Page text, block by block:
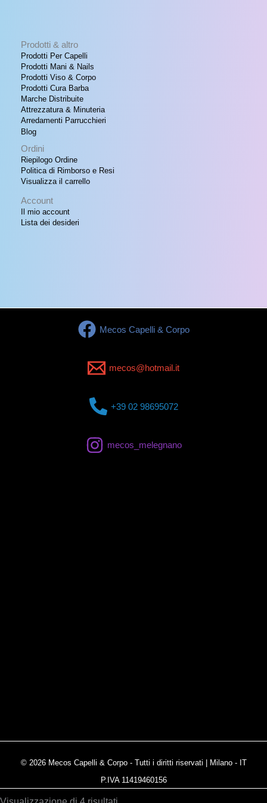
Prodotti & altro
Prodotti Per Capelli
Prodotti Mani & Nails
Prodotti Viso & Corpo
Prodotti Cura Barba
Marche Distribuite
Attrezzatura & Minuteria
Arredamenti Parrucchieri
Blog
Ordini
Riepilogo Ordine
Politica di Rimborso e Resi
Visualizza il carrello
Account
Il mio account
Lista dei desideri
Mecos Capelli & Corpo
mecos@hotmail.it
+39 02 98695072
mecos_melegnano
© 2026 Mecos Capelli & Corpo - Tutti i diritti riservati | Milano - IT
P.IVA 11419460156